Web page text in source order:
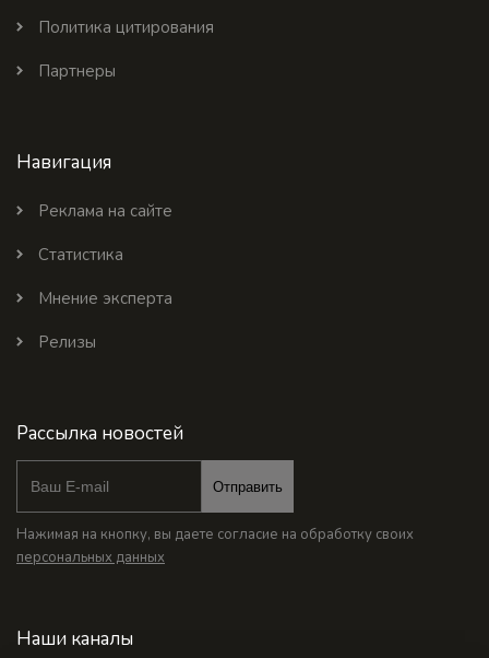
Политика цитирования
Партнеры
Навигация
Реклама на сайте
Статистика
Мнение эксперта
Релизы
Рассылка новостей
Отправить
Нажимая на кнопку, вы даете согласие на обработку своих
персональных данных
Наши каналы